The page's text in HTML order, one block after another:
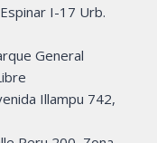
I-17 Urb.
General
Illampu 742,